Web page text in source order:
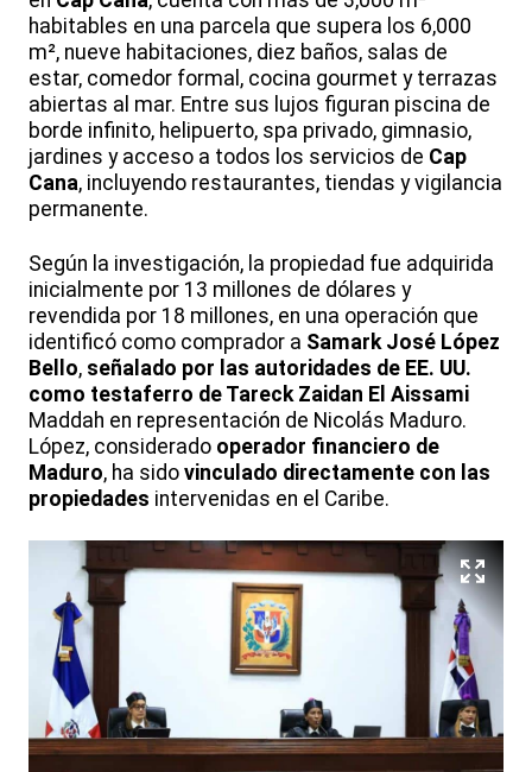
habitables en una parcela que supera los 6,000
m², nueve habitaciones, diez baños, salas de
estar, comedor formal, cocina gourmet y terrazas
abiertas al mar. Entre sus lujos figuran piscina de
borde infinito, helipuerto, spa privado, gimnasio,
jardines y acceso a todos los servicios de Cap
Cana, incluyendo restaurantes, tiendas y vigilancia
permanente.
Según la investigación, la propiedad fue adquirida
inicialmente por 13 millones de dólares y
revendida por 18 millones, en una operación que
identificó como comprador a Samark José López
Bello, señalado por las autoridades de EE. UU.
como testaferro de Tareck Zaidan El Aissami
Maddah en representación de Nicolás Maduro.
López, considerado operador financiero de
Maduro, ha sido vinculado directamente con las
propiedades intervenidas en el Caribe.